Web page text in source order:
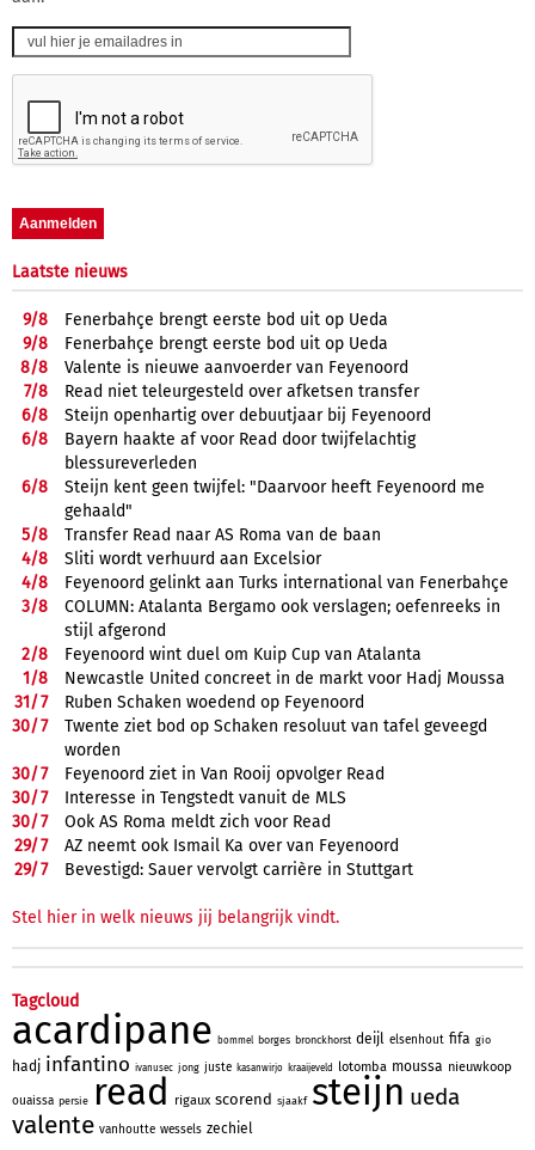
Laatste nieuws
9/8
Fenerbahçe brengt eerste bod uit op Ueda
9/8
Fenerbahçe brengt eerste bod uit op Ueda
8/8
Valente is nieuwe aanvoerder van Feyenoord
7/8
Read niet teleurgesteld over afketsen transfer
6/8
Steijn openhartig over debuutjaar bij Feyenoord
6/8
Bayern haakte af voor Read door twijfelachtig
blessureverleden
6/8
Steijn kent geen twijfel: "Daarvoor heeft Feyenoord me
gehaald"
5/8
Transfer Read naar AS Roma van de baan
4/8
Sliti wordt verhuurd aan Excelsior
4/8
Feyenoord gelinkt aan Turks international van Fenerbahçe
3/8
COLUMN: Atalanta Bergamo ook verslagen; oefenreeks in
stijl afgerond
2/8
Feyenoord wint duel om Kuip Cup van Atalanta
1/8
Newcastle United concreet in de markt voor Hadj Moussa
31/7
Ruben Schaken woedend op Feyenoord
30/7
Twente ziet bod op Schaken resoluut van tafel geveegd
worden
30/7
Feyenoord ziet in Van Rooij opvolger Read
30/7
Interesse in Tengstedt vanuit de MLS
30/7
Ook AS Roma meldt zich voor Read
29/7
AZ neemt ook Ismail Ka over van Feyenoord
29/7 Bevestigd: Sauer vervolgt carrière in Stuttgart
Stel hier in welk nieuws jij belangrijk vindt.
Tagcloud
acardipane bommel borges bronckhorst deijl elsenhout fifa gio
hadj infantino ivanusec jong juste kasanwirjo kraaijeveld lotomba moussa nieuwkoop
ouaissa persie read rigaux scorend sjaakf steijn ueda
valente vanhoutte wessels zechiel